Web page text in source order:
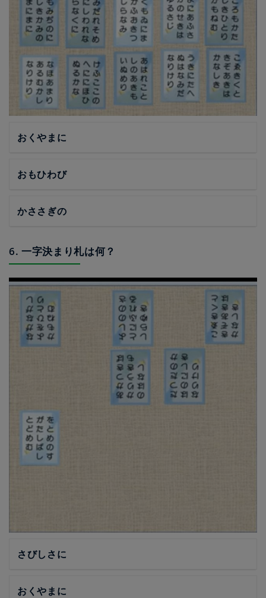
おくやまに
おもひわび
かささぎの
6. 一字決まり札は何？
さびしさに
おくやまに